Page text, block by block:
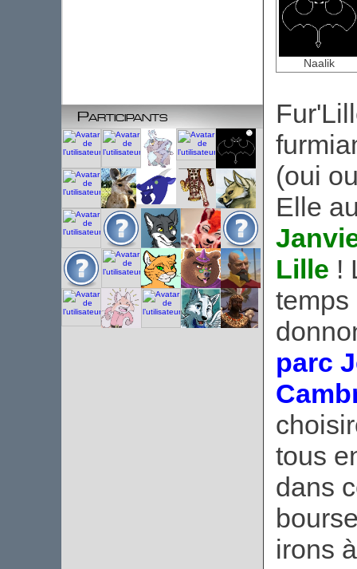
Participants
Naalik
(oui
Elle
Lille !
temps
parc
tous
dans
irons